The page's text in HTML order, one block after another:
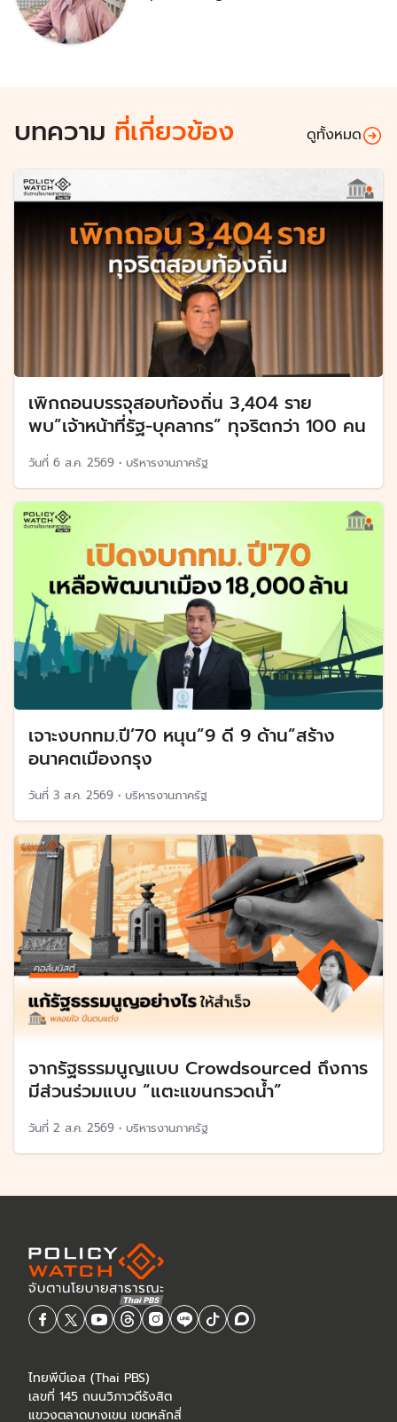
บทความ ที่เกี่ยวข้อง ดูทั้งหมด
เพิกถอนบรรจุสอบท้องถิ่น 3,404 ราย
พบ”เจ้าหน้าที่รัฐ-บุคลากร” ทุจริตกว่า 100 คน
วันที่ 6 ส.ค. 2569 • บริหารงานภาครัฐ
เจาะงบกทม.ปี’70 หนุน”9 ดี 9 ด้าน”สร้าง
อนาคตเมืองกรุง
วันที่ 3 ส.ค. 2569 • บริหารงานภาครัฐ
จากรัฐธรรมนูญแบบ Crowdsourced ถึงการ
มีส่วนร่วมแบบ “แตะแขนกรวดน้ำ”
วันที่ 2 ส.ค. 2569 • บริหารงานภาครัฐ
ไทยพีบีเอส (Thai PBS)
เลขที่ 145 ถนนวิภาวดีรังสิต
แขวงตลาดบางเขน เขตหลักสี่